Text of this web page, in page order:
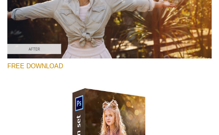
Small 800*533px
Sun Flares
(50 Overlays)
Large 6000*4000px
Large 6000*4000px
FREE DOWNLOAD